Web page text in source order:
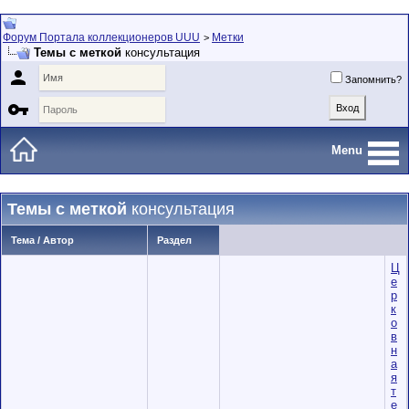
Форум Портала коллекционеров UUU > Метки
Темы с меткой консультация
 Запомнить?

Menu
Темы с меткойконсультация
Тема / Автор Раздел
Ц
е
р
к
о
в
н
а
я
т
е